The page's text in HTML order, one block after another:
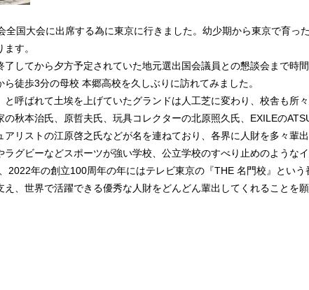
全国大会に出席する為に東京に行きました。幼少期から東京で育っ
す。
了してから夕方予定されていた地元選出国会議員との懇談会まで時
徒歩3分の母校 本郷高校を久しぶりに訪れてみました。
と呼ばれて土埃を上げていたグランドは人工芝に変わり、校舎も所
の秋本治氏、原哲夫氏、玩具コレクターの北原照久氏、EXILEの
アリストの江原啓之氏などが名を連ねており、各界に人財を多々輩出
ラグビーなどスポーツが強い学校、公立学校のすべり止めのような
2022年の創立100周年の年にはテレビ東京の『THE 名門校』という
え、世界で活躍できる優秀な人財をどんどん輩出してくれることを